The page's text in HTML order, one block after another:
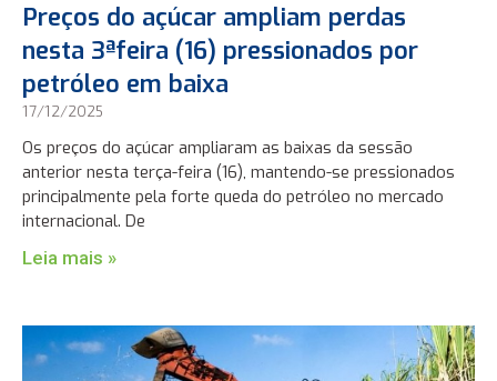
Preços do açúcar ampliam perdas
nesta 3ªfeira (16) pressionados por
petróleo em baixa
17/12/2025
Os preços do açúcar ampliaram as baixas da sessão
anterior nesta terça-feira (16), mantendo-se pressionados
principalmente pela forte queda do petróleo no mercado
internacional. De
Leia mais »